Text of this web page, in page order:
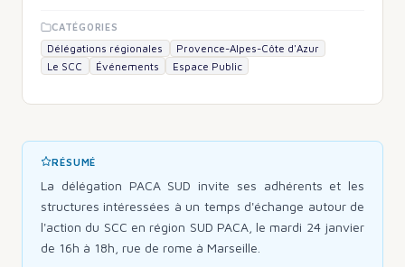
RÉSUMÉ
La délégation PACA SUD invite ses adhérents et les
structures intéressées à un temps d'échange autour de
l'action du SCC en région SUD PACA, le mardi 24 janvier
de 16h à 18h, rue de rome à Marseille.
CATÉGORIES
Délégations régionales
Provence-Alpes-Côte d'Azur
Le SCC
Événements Espace Public